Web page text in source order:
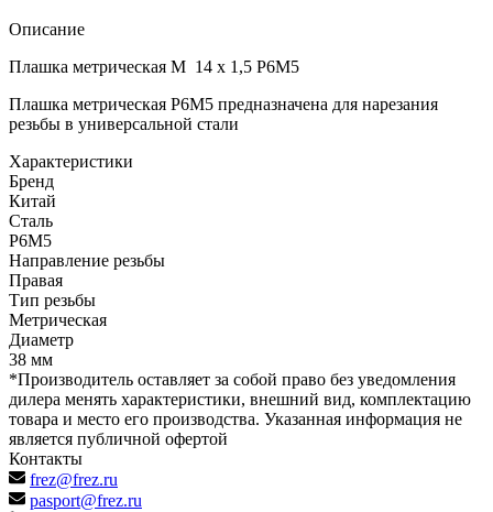
Описание
Плашка метрическая М 14 х 1,5 Р6М5
Плашка метрическая Р6М5 предназначена для нарезания
резьбы в универсальной стали
Характеристики
Бренд
Китай
Сталь
Р6М5
Направление резьбы
Правая
Тип резьбы
Метрическая
Диаметр
38 мм
*Производитель оставляет за собой право без уведомления
дилера менять характеристики, внешний вид, комплектацию
товара и место его производства. Указанная информация не
является публичной офертой
Контакты
frez@frez.ru
pasport@frez.ru